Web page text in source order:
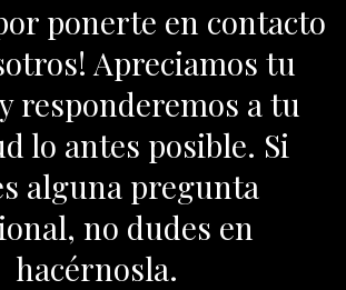
ponerte en contacto
Apreciamos tu
responderemos a tu
lo antes posible. Si
alguna pregunta
no dudes en
hacérnosla.